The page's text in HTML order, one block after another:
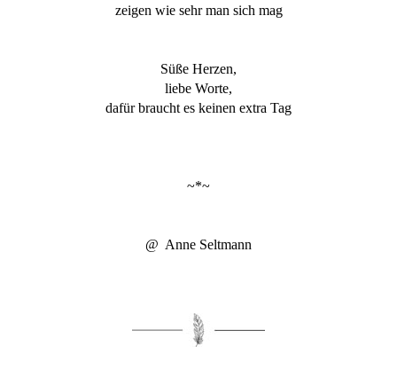
zeigen wie sehr man sich mag
Süße Herzen,
liebe Worte,
dafür braucht es keinen extra Tag
~*~
@ Anne Seltmann